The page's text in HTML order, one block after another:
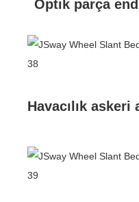
Optik parça
Havacılık